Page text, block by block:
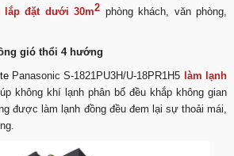
lắp đặt dưới 30m2 phòng khách, văn phòng,
gió thổi 4 hướng
Panasonic S-1821PU3H/U-18PR1H5 làm lạnh
không khí lạnh phân bổ đều khắp không gian
được làm lạnh đồng đều đem lại sự thoải mái,